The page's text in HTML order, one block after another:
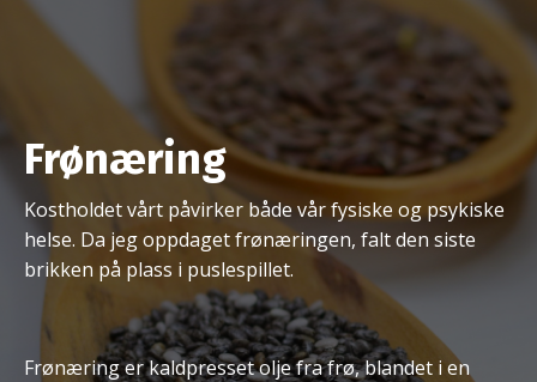
Frønæring
Kostholdet vårt påvirker både vår fysiske og psykiske
helse. Da jeg oppdaget frønæringen, falt den siste
brikken på plass i puslespillet.
Frønæring er kaldpresset olje fra frø, blandet i en